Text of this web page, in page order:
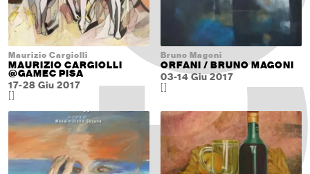
Maurizio Cargiolli
MAURIZIO CARGIOLLI
@GAMEC PISA
17-28 Giu 2017
[]
Bruno Magoni
ORFANI / BRUNO MAGONI
03-14 Giu 2017
[]